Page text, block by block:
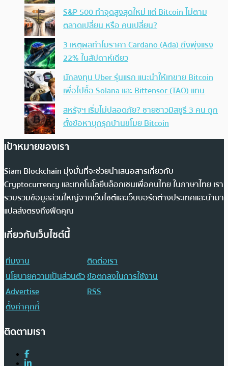
S&P 500 ทำจุดสูงสุดใหม่ แต่ Bitcoin ไม่ตาม
ตลาดเปลี่ยน หรือ คนเปลี่ยน?
3 เหตุผลทำไมราคา Cardano (Ada) ถึงพุ่งแรง
22% ในสัปดาห์เดียว
นักลงทุน Uber รุ่นแรก แนะนำให้เทขาย Bitcoin
เพื่อไปซื้อ Solana และ Bittensor (TAO) แทน
สหรัฐฯ เริ่มไม่ปลอดภัย? ชายชาวมิสซูรี 3 คน ถูก
ตั้งข้อหาบุกรุกบ้านขโมย Bitcoin
เป้าหมายของเรา
Siam Blockchain มุ่งมั่นที่จะช่วยนำเสนอสารเกี่ยวกับ
Cryptocurrency และเทคโนโลยีบล็อกเชนเพื่อคนไทย ในภาษาไทย เรา
รวบรวมข้อมูลส่วนใหญ่จากเว็บไซต์และเว็บบอร์ดต่างประเทศและนำมา
แปลส่งตรงถึงฟีดคุณ
เกี่ยวกับเว็บไซต์นี้
ทีมงาน
ติดต่อเรา
นโยบายความเป็นส่วนตัวข้อตกลงในการใช้งาน
Advertise
RSS
ตั้งค่าคุกกี้
ติดตามเรา